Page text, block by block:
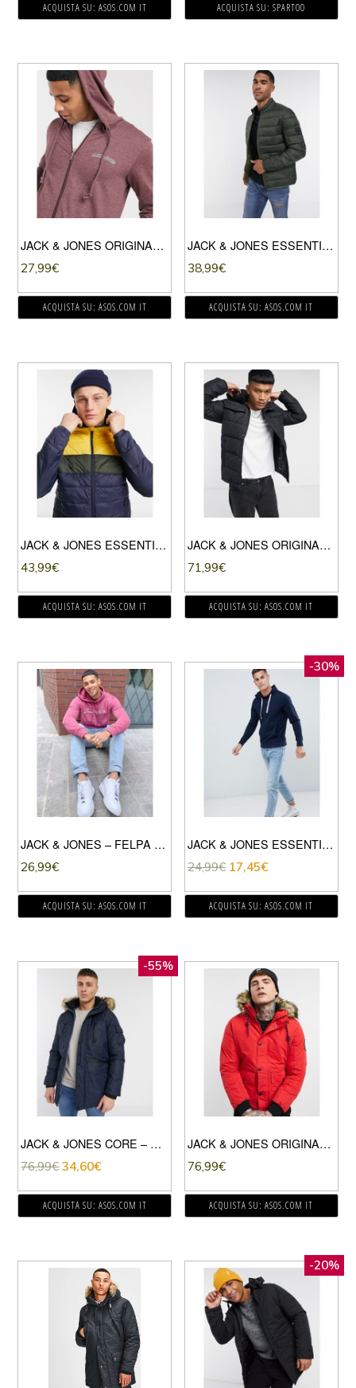
ACQUISTA SU: ASOS.COM IT ACQUISTA SU: SPARTOO
JACK & JONES ORIGINALS – FELPA CON CAPPUCCIO E ZIP-ROSSO
27,99€
ACQUISTA SU: ASOS.COM IT
JACK & JONES ESSENTIALS – PIUMINO CON COLLETTO VERDE
38,99€
ACQUISTA SU: ASOS.COM IT
JACK & JONES ESSENTIALS – PIUMINO CON CAPPUCCIO GIALLO
43,99€
ACQUISTA SU: ASOS.COM IT
JACK & JONES ORIGINALS – PIUMINO NERO CON CAPPUCCIO E TASCHE
71,99€
ACQUISTA SU: ASOS.COM IT
JACK & JONES – FELPA CON CAPPUCCIO ROSA CON LOGO SUL PETTO
26,99€
ACQUISTA SU: ASOS.COM IT
-30%
JACK & JONES ESSENTIALS – FELPA CON CAPPUCCIO BLU NAVY
24,99€ 17,45€
ACQUISTA SU: ASOS.COM IT
-55%
JACK & JONES CORE – PARKA CON CAPPUCCIO IN ECOPELLICCIA RIMOVIBILE BLU NAVY
76,99€ 34,60€
ACQUISTA SU: ASOS.COM IT
JACK & JONES ORIGINALS – PARKA CORTO ROSSO CON CAPPUCCIO IN PELLICCIA SINTETICA
76,99€
ACQUISTA SU: ASOS.COM IT
-20%